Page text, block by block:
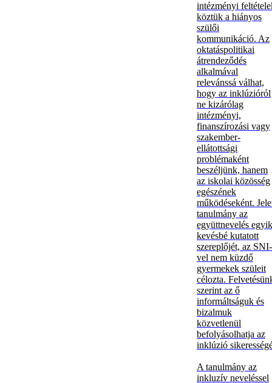
intézményi
köztük a hiányos
szülői
kommunikáció. Az
oktatáspolitikai
átrendeződés
alkalmával
relevánssá válhat,
hogy az inklúzióról
ne kizárólag
intézményi,
finanszírozási vagy
szakember-
ellátottsági
problémaként
beszéljünk, hanem
az iskolai közösség
egészének
működéseként.
tanulmány az
együttnevelés egyik
kevésbé kutatott
szereplőjét, az SNI-
vel nem küzdő
gyermekek szüleit
célozta.
szerint az ő
informáltságuk és
bizalmuk
közvetlenül
befolyásolhatja az
inklúzió
A tanulmány az
inkluzív neveléssel